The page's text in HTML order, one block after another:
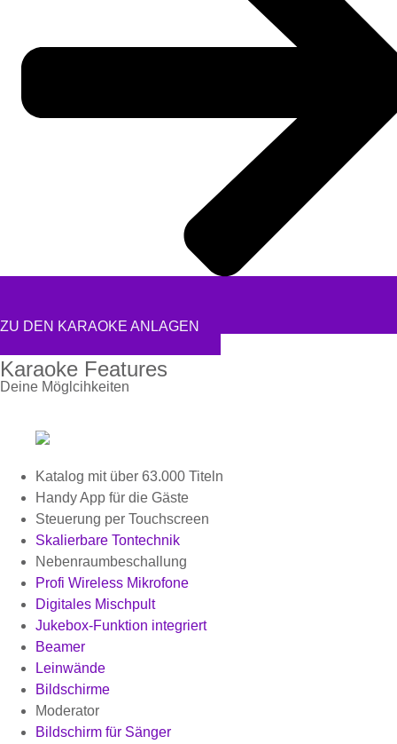
ZU DEN KARAOKE ANLAGEN
Karaoke Features
Deine Möglcihkeiten
Katalog mit über 63.000 Titeln
Handy App für die Gäste
Steuerung per Touchscreen
Skalierbare Tontechnik
Nebenraumbeschallung
Profi Wireless Mikrofone
Digitales Mischpult
Jukebox-Funktion integriert
Beamer
Leinwände
Bildschirme
Moderator
Bildschirm für Sänger